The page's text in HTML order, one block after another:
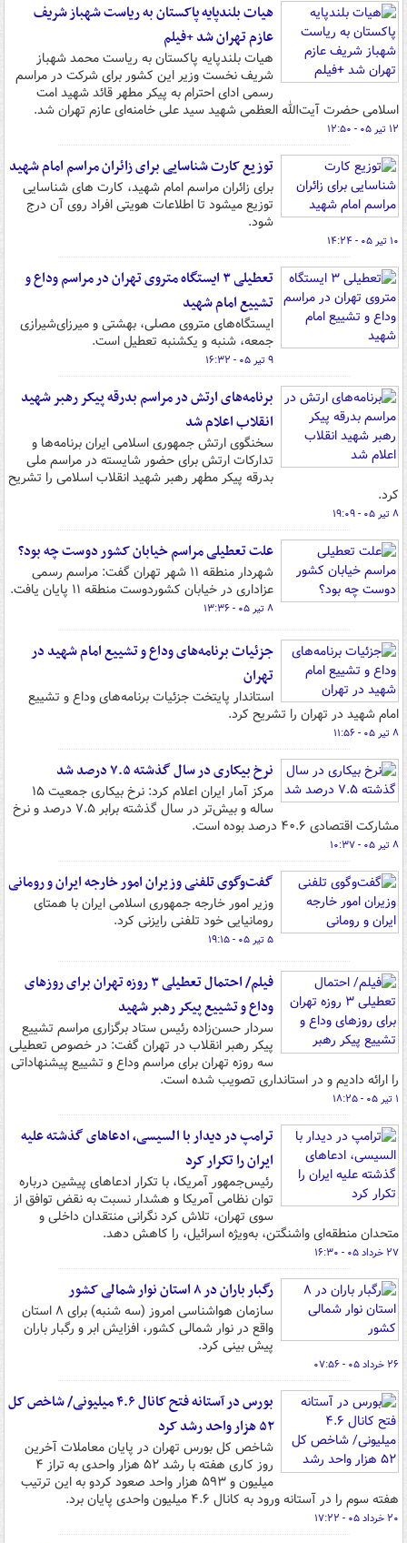
هیات بلندپایه پاکستان به ریاست شهباز شریف
عازم تهران شد +فیلم
هیات بلندپایه پاکستان به ریاست محمد شهباز
شریف نخست وزیر این کشور برای شرکت در مراسم
رسمی ادای احترام به پیکر مطهر قائد شهید امت
اسلامی حضرت آیت‌الله العظمی شهید سید علی خامنه‌ای عازم تهران شد.
۱۲ تیر ۰۵ - ۱۲:۵۰
توزیع کارت‌ شناسایی برای زائران مراسم امام شهید
برای زائران مراسم امام شهید، کارت های شناسایی
توزیع میشود تا اطلاعات هویتی افراد روی آن درج
شود.
۱۰ تیر ۰۵ - ۱۴:۲۴
تعطیلی ۳ ایستگاه متروی تهران در مراسم وداع و
تشییع امام شهید
ایستگاه‌های متروی مصلی، بهشتی و میرزای‌شیرازی
جمعه، شنبه و یکشنبه تعطیل است.
۹ تیر ۰۵ - ۱۶:۳۲
برنامه‌های ارتش در مراسم بدرقه پیکر رهبر شهید
انقلاب اعلام شد
سخنگوی ارتش جمهوری اسلامی ایران برنامه‌ها و
تدارکات ارتش برای حضور شایسته در مراسم ملی
بدرقه پیکر مطهر رهبر شهید انقلاب اسلامی را تشریح
کرد.
۸ تیر ۰۵ - ۱۹:۰۹
علت تعطیلی مراسم خیابان کشور دوست چه بود؟
شهردار منطقه ۱۱ شهر تهران گفت: مراسم رسمی
عزاداری در خیابان کشوردوست منطقه ۱۱ پایان یافت.
۸ تیر ۰۵ - ۱۳:۳۶
جزئیات برنامه‌های وداع و تشییع امام شهید در
تهران
استاندار پایتخت جزئیات برنامه‌های وداع و تشییع
امام شهید در تهران را تشریح کرد.
۸ تیر ۰۵ - ۱۱:۵۶
نرخ بیکاری در سال گذشته ۷.۵ درصد شد
مرکز آمار ایران اعلام کرد: نرخ بیکاری جمعیت ۱۵
ساله و بیش‌تر در سال گذشته برابر ۷.۵ درصد و نرخ
مشارکت اقتصادی ۴۰.۶ درصد بوده است.
۸ تیر ۰۵ - ۱۰:۳۷
گفت‌وگوی تلفنی وزیران امور خارجه ایران و رومانی
وزیر امور خارجه جمهوری اسلامی ایران با همتای
رومانیایی خود تلفنی رایزنی کرد.
۵ تیر ۰۵ - ۱۹:۱۵
فیلم/ احتمال تعطیلی ۳ روزه تهران برای روزهای
وداع و تشییع پیکر رهبر شهید
سردار حسن‌زاده رئیس ستاد برگزاری مراسم تشییع
پیکر رهبر انقلاب در تهران گفت: در خصوص تعطیلی
سه روزه تهران برای مراسم وداع و تشییع پیشنهاداتی
را ارائه دادیم و در استانداری تصویب شده است.
۱ تیر ۰۵ - ۱۸:۲۵
ترامپ در دیدار با السیسی، ادعاهای گذشته علیه
ایران را تکرار کرد
رئیس‌جمهور آمریکا، با تکرار ادعاهای پیشین درباره
توان نظامی آمریکا و هشدار نسبت به نقض توافق از
سوی تهران، تلاش کرد نگرانی منتقدان داخلی و
متحدان منطقه‌ای واشنگتن، به‌ویژه اسرائیل، را کاهش دهد.
۲۷ خرداد ۰۵ - ۱۶:۳۰
رگبار باران در ۸ استان نوار شمالی کشور
سازمان هواشناسی امروز (سه شنبه) برای ۸ استان
واقع در نوار شمالی کشور، افزایش ابر و رگبار باران
پیش بینی کرد.
۲۶ خرداد ۰۵ - ۰۷:۵۶
بورس در آستانه فتح کانال ۴.۶ میلیونی/ شاخص کل
۵۲ هزار واحد رشد کرد
شاخص کل بورس تهران در پایان معاملات آخرین
روز کاری هفته با رشد ۵۲ هزار واحدی به تراز ۴
میلیون و ۵۹۳ هزار واحد صعود کردو به این ترتیب
هفته سوم را در آستانه ورود به کانال ۴.۶ میلیون واحدی پایان برد.
۲۰ خرداد ۰۵ - ۱۷:۲۲